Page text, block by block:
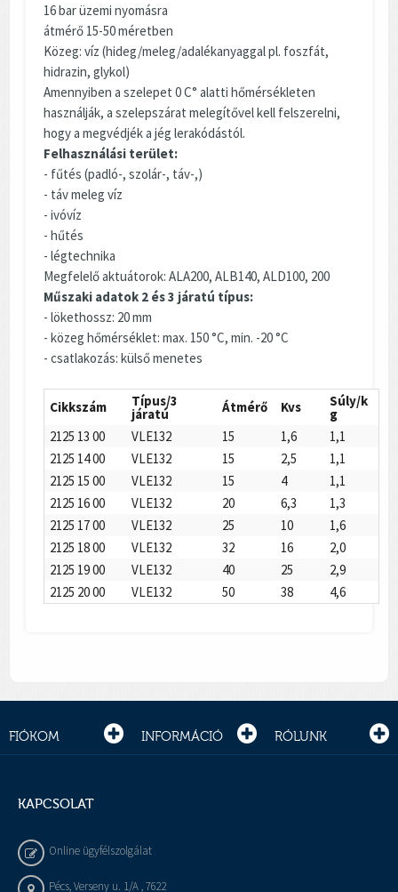
16 bar üzemi nyomásra
átmérő 15-50 méretben
Közeg: víz (hideg/meleg/adalékanyaggal pl. foszfát,
hidrazin, glykol)
Amennyiben a szelepet 0 C° alatti hőmérsékleten
használják, a szelepszárat melegítővel kell felszerelni,
hogy a megvédjék a jég lerakódástól.
Felhasználási terület:
- fűtés (padló-, szolár-, táv-,)
- táv meleg víz
- ivóvíz
- hűtés
- légtechnika
Megfelelő aktuátorok: ALA200, ALB140, ALD100, 200
Műszaki adatok 2 és 3 járatú típus:
- lökethossz: 20 mm
- közeg hőmérséklet: max. 150 °C, min. -20 °C
- csatlakozás: külső menetes
Cikkszám Típus/3
járatú Átmérő Kvs Súly/k
g
2125 13 00
VLE132 15 1,6
1,1
2125 14 00
VLE132 15 2,5
1,1
2125 15 00
VLE132 15 4
1,1
2125 16 00
VLE132 20 6,3
1,3
2125 17 00
VLE132 25 10
1,6
2125 18 00
VLE132 32 16
2,0
2125 19 00
VLE132 40 25
2,9
2125 20 00
VLE132 50 38 4,6
FIÓKOM INFORMÁCIÓ RÓLUNK
KAPCSOLAT
Online ügyfélszolgálat
Pécs, Verseny u. 1/A , 7622